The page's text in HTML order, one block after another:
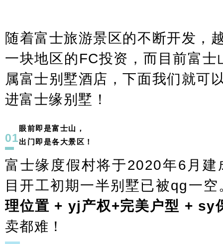
随着富士旅游景区的不断开发，
一块地区的FC投资，而目前富
属富士别墅酒店，下面我们就可
进富士缘别墅！
01
眼前即是富士山，
出门即是各大景区！
富士缘度假村将于2020年6月
目开工初期一半别墅已被qg一空
理位置 + yj产权+完美户型 + sy
卖都难！